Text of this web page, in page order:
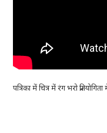
पत्रिका में चित्र में रंग भरो